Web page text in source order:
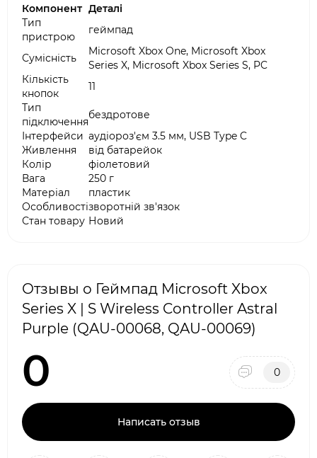
Компонент Деталі
Тип
пристрою
геймпад
Сумісність
Microsoft Xbox One, Microsoft Xbox
Series X, Microsoft Xbox Series S, PC
Кількість
кнопок
11
Тип
підключення
бездротове
Інтерфейси аудіороз'єм 3.5 мм, USB Type C
Живлення
від батарейок
Колір
фіолетовий
Вага
250 г
Матеріал
пластик
Особливостізворотній зв'язок
Стан товару Новий
Отзывы о Геймпад Microsoft Xbox
Series X | S Wireless Controller Astral
Purple (QAU-00068, QAU-00069)
0 0
Написать отзыв